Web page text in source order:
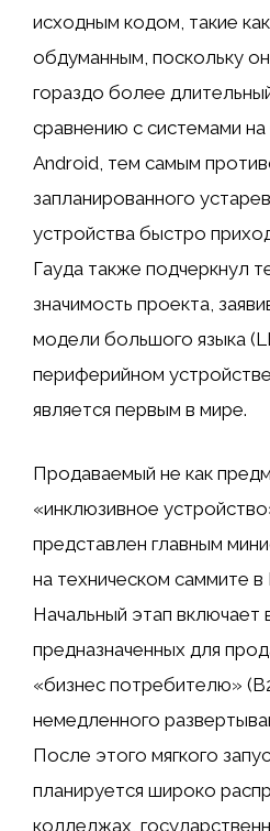
исходным кодом, такие
обдуманным, поскольку
гораздо более
сравнению с системами
Android, тем самым
запланированного
устройства быстро
Гауда также подчеркнул
значимость проекта,
модели большого языка
периферийном
является первым в мире.
Продаваемый не как
«инклюзивное
представлен главным
на техническом саммите в
Начальный этап включает
предназначенных для
«бизнес потребителю»
немедленного
После этого мягкого
планируется широко
колледжах,